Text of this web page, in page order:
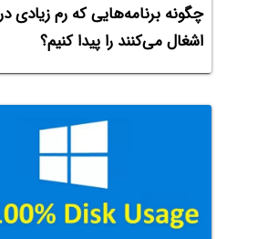
چگونه برنامه‌هایی که رم زیادی
اشغال می‌کنند را پیدا کنیم؟